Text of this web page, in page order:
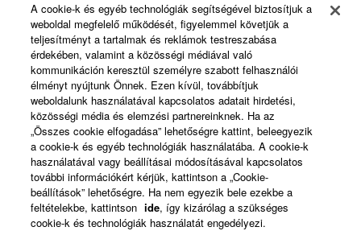
About Yamaha
Magyarország - English
Business
A cookie-k és egyéb technológiák segítségével biztosítjuk a
weboldal megfelelő működését, figyelemmel követjük a
teljesítményt a tartalmak és reklámok testreszabása
érdekében, valamint a közösségi médiával való
kommunikáción keresztül személyre szabott felhasználói
élményt nyújtunk Önnek. Ezen kívül, továbbítjuk
weboldalunk használatával kapcsolatos adatait hirdetési,
közösségi média és elemzési partnereinknek. Ha az
„Összes cookie elfogadása” lehetőségre kattint, beleegyezik
a cookie-k és egyéb technológiák használatába. A cookie-k
használatával vagy beállításai módosításával kapcsolatos
további információkért kérjük, kattintson a „Cookie-
beállítások” lehetőségre. Ha nem egyezik bele ezekbe a
feltételekbe, kattintson ide, így kizárólag a szükséges
cookie-k és technológiák használatát engedélyezi.